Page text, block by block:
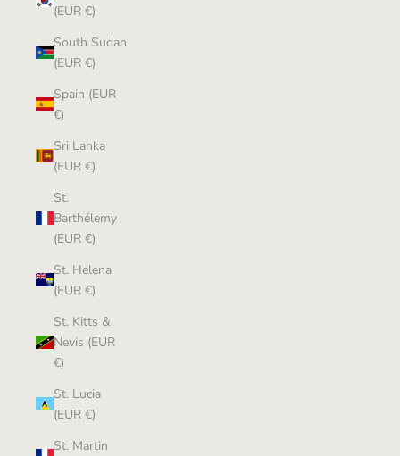
(EUR €)
South Sudan
(EUR €)
Spain (EUR
€)
Sri Lanka
(EUR €)
St.
Barthélemy
(EUR €)
St. Helena
(EUR €)
St. Kitts &
Nevis (EUR
€)
St. Lucia
(EUR €)
St. Martin